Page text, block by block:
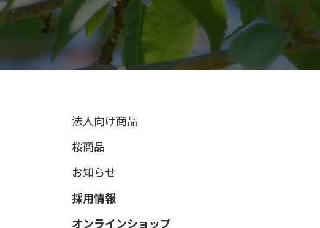
法人向け商品
桜商品
お知らせ
採用情報
オンラインショップ